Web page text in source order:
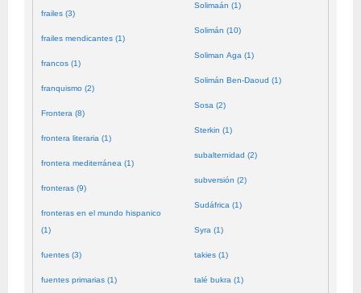
frailes (3)
frailes mendicantes (1)
francos (1)
franquismo (2)
Frontera (8)
frontera literaria (1)
frontera mediterránea (1)
fronteras (9)
fronteras en el mundo hispanico
(1)
fuentes (3)
fuentes primarias (1)
Solimaán (1)
Solimán (10)
Soliman Aga (1)
Solimán Ben-Daoud (1)
Sosa (2)
Sterkin (1)
subalternidad (2)
subversión (2)
Sudáfrica (1)
Syra (1)
takies (1)
talé bukra (1)